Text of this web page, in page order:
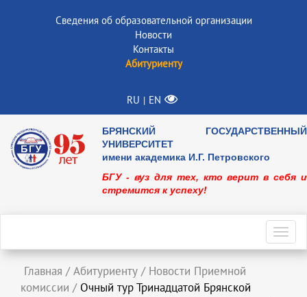
Сведения об образовательной организации
Новости
Контакты
Абитуриенту
RU | EN
БРЯНСКИЙ ГОСУДАРСТВЕННЫЙ
УНИВЕРСИТЕТ
имени академика И.Г. Петровского
БГУ - вуз для тех, кто верит в себя и
стремится к успеху!
Главная / Абитуриенту / Новости Приемной
комиссии / Очный тур Тринадцатой Брянской